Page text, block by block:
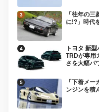
「往年の
に!?」時代
トヨタ 新
TRDが専用
さを大幅パ
「下着メ
ンジンを積